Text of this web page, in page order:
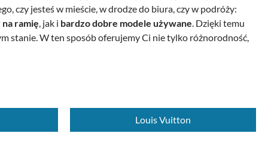
czy jesteś w mieście, w drodze do biura, czy w podróży:
ramię, jak i bardzo dobre modele używane. Dzięki temu
stanie. W ten sposób oferujemy Ci nie tylko różnorodność,
Louis Vuitton